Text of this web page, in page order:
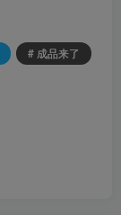
# 成品来了